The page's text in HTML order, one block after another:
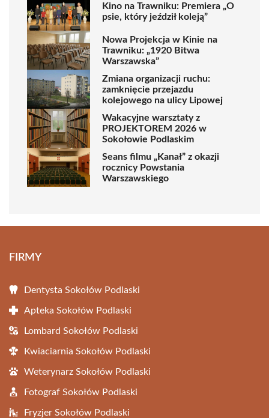
Kino na Trawniku: Premiera „O
psie, który jeździł koleją”
Nowa Projekcja w Kinie na
Trawniku: „1920 Bitwa
Warszawska”
Zmiana organizacji ruchu:
zamknięcie przejazdu
kolejowego na ulicy Lipowej
Wakacyjne warsztaty z
PROJEKTOREM 2026 w
Sokołowie Podlaskim
Seans filmu „Kanał” z okazji
rocznicy Powstania
Warszawskiego
FIRMY
Dentysta Sokołów Podlaski
Apteka Sokołów Podlaski
Lombard Sokołów Podlaski
Kwiaciarnia Sokołów Podlaski
Weterynarz Sokołów Podlaski
Fotograf Sokołów Podlaski
Fryzjer Sokołów Podlaski